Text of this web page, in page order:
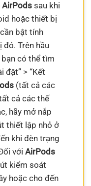
AirPods sau khi
hoặc thiết bị
bật tính
Trên hầu
có thể tìm
đặt” > “Kết
(tất cả các
cả các thế
hãy mở nắp
thiết lập nhỏ ở
khi đèn trạng
vớiAirPods
kiểm soát
hoặc cho đến